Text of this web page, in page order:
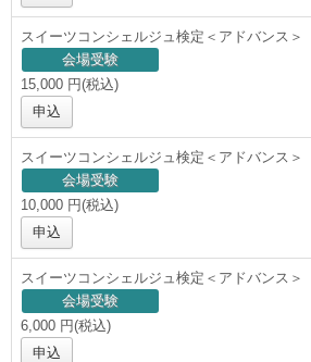
スイーツコンシェルジュ検定＜アドバンス＞
会場受験
15,000 円(税込)
申込
スイーツコンシェルジュ検定＜アドバンス＞
会場受験
10,000 円(税込)
申込
スイーツコンシェルジュ検定＜アドバンス
会場受験
6,000 円(税込)
申込